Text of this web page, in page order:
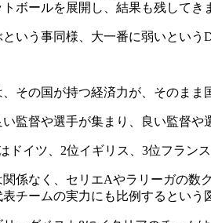
ボールを展開し、結果も残してき
いう事同様、大一番に弱いという
その国が持つ経済力が、そのまま
監督や選手が集まり、良い監督や
イツ、2位イギリス、3位フランス
係なく、セリエAやラリーガの数
チームの実力にも比例するという